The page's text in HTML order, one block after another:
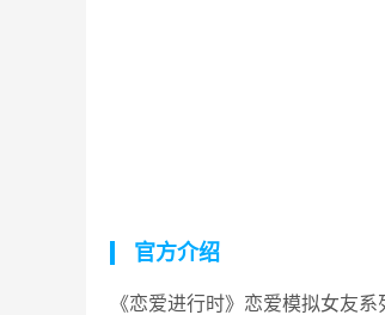
官方介绍
《恋爱进行时》恋爱模拟女友